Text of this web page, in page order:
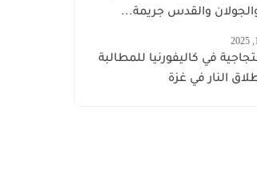
والقدس جريمة...
في كاليفورنيا للمطالبة
النار في غزة